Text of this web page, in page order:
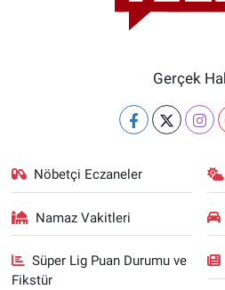
Gerçek
Nöbetçi Eczaneler
Namaz Vakitleri
Süper Lig Puan Durumu ve
Fikstür